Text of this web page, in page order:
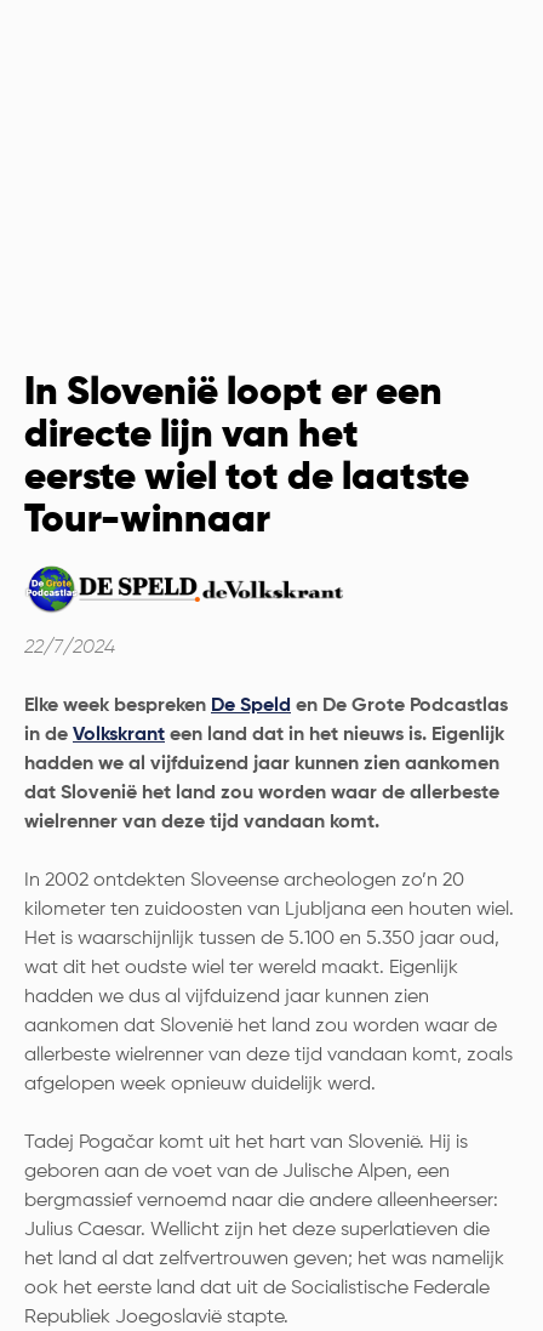
In Slovenië loopt er een
directe lijn van het
eerste wiel tot de laatste
Tour-winnaar
22/7/2024
Elke week bespreken De Speld en De Grote Podcastlas
in de Volkskrant een land dat in het nieuws is. Eigenlijk
hadden we al vijfduizend jaar kunnen zien aankomen
dat Slovenië het land zou worden waar de allerbeste
wielrenner van deze tijd vandaan komt.
In 2002 ontdekten Sloveense archeologen zo’n 20
kilometer ten zuidoosten van Ljubljana een houten wiel.
Het is waarschijnlijk tussen de 5.100 en 5.350 jaar oud,
wat dit het oudste wiel ter wereld maakt. Eigenlijk
hadden we dus al vijfduizend jaar kunnen zien
aankomen dat Slovenië het land zou worden waar de
allerbeste wielrenner van deze tijd vandaan komt, zoals
afgelopen week opnieuw duidelijk werd.
Tadej Pogačar komt uit het hart van Slovenië. Hij is
geboren aan de voet van de Julische Alpen, een
bergmassief vernoemd naar die andere alleenheerser:
Julius Caesar. Wellicht zijn het deze superlatieven die
het land al dat zelfvertrouwen geven; het was namelijk
ook het eerste land dat uit de Socialistische Federale
Republiek Joegoslavië stapte.